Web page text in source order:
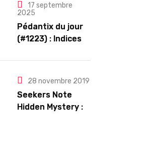
17 septembre
2025
Pédantix du jour
(#1223) : Indices
28 novembre 2019
Seekers Note
Hidden Mystery :